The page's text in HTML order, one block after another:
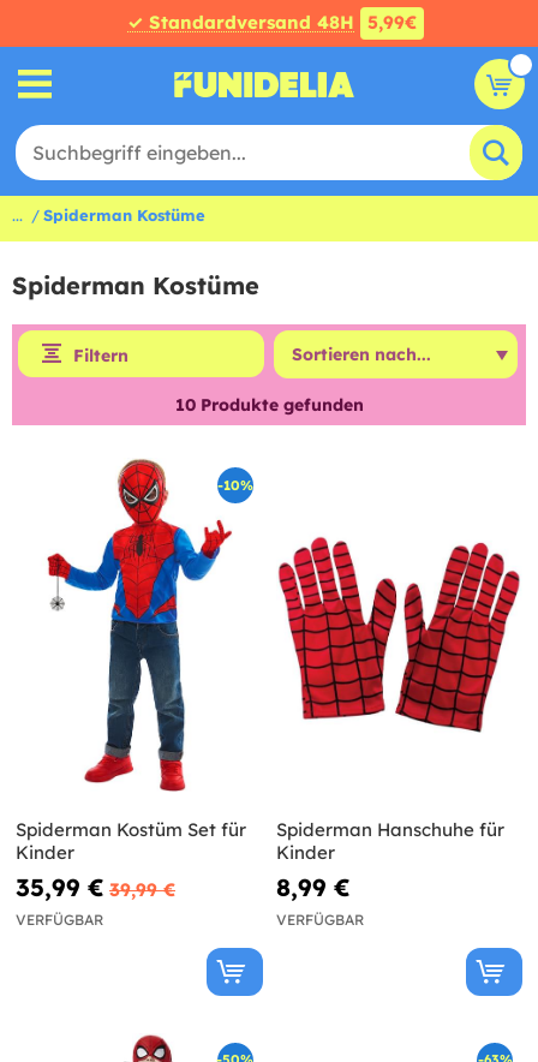
✓ Standardversand 48H 5,99€
... Spiderman Kostüme
Spiderman Kostüme
Filtern
10Produkte gefunden
-10%
Spiderman Kostüm Set für
Kinder
35,99 € 39,99 €
VERFÜGBAR
Spiderman Hanschuhe für
Kinder
8,99 €
VERFÜGBAR